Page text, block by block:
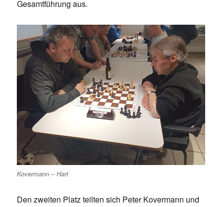
Gesamtführung aus.
Kovermann – Hart
Den zweiten Platz teilten sich Peter Kovermann und